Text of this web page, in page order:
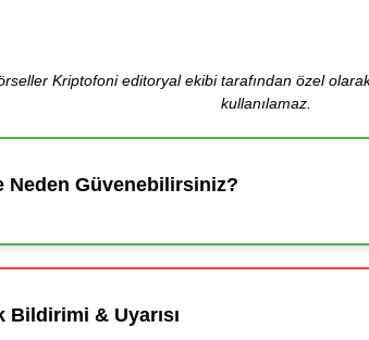
Kriptofoni editoryal ekibi tarafından özel
kullanılamaz.
Neden Güvenebilirsiniz?
Bildirimi & Uyarısı